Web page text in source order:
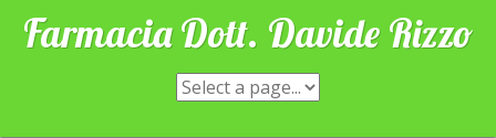
SkipFarmacia Dott. Davide Rizzo